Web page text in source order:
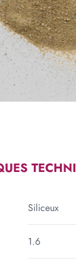
Siliceux
1.6
RECTANGLE
cm